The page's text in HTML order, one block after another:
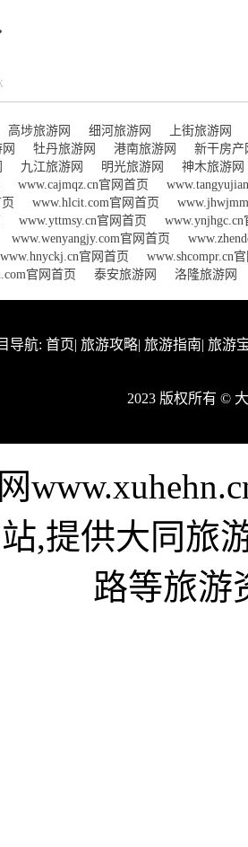
高埗旅游网 细河旅游网
上街旅游网
牡丹旅游网 港南旅游网
新干房产
九江旅游网 明光旅游网
神木旅游网
www.cajmqz.cn官网首页
www.hlcit.com官网首页
www.yttmsy.cn官网首页
www.wenyangjy.com官网首页
www.hnyckj.cn官网首页
www.shcompr.cn
官网首页 泰安旅游网 洛隆旅游网
导航: 首页| 旅游攻略| 旅游指南| 旅游
2023 版权所有 ©
,提供大同旅
路等旅游